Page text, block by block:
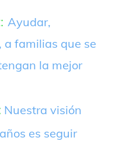
Ayudar,
a familias que se
la mejor
Nuestra visión
es seguir